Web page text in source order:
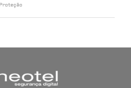
Proteção